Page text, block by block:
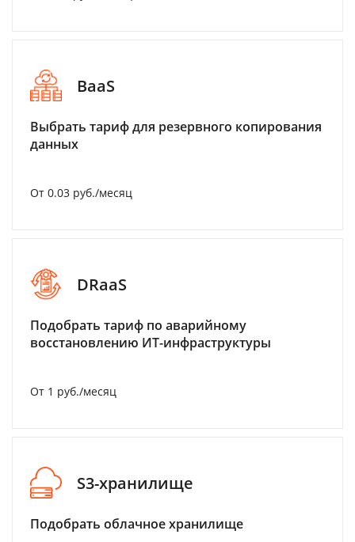
BaaS
Выбрать тариф для резервного копирования
данных
От 0.03 руб./месяц
DRaaS
Подобрать тариф по аварийному
восстановлению ИТ-инфраструктуры
От 1 руб./месяц
S3-хранилище
Подобрать облачное хранилище